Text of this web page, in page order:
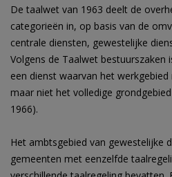
De taalwet van 1963 deelt de
categorieën in, op basis van de
centrale diensten, gewestelijke
Volgens de Taalwet bestuurszaken
een dienst waarvan het
maar niet het volledige
1966).
Het ambtsgebied van gewestelijke
gemeenten met eenzelfde